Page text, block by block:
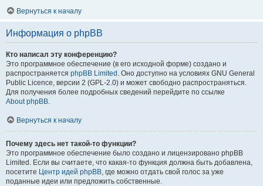
Вернуться к началу
Информация о phpBB
Кто написал эту конференцию?
Это программное обеспечение (в его исходной форме) создано и
распространяется phpBB Limited . Оно доступно на условиях GNU General
Public Licence, версии 2 (GPL-2.0) и может свободно распространяться.
Для получения более подробных сведений перейдите по ссылке
About phpBB.
Вернуться к началу
Почему здесь нет такой-то функции?
Это программное обеспечение было создано и лицензировано phpBB
Limited. Если вы считаете, что какая-то функция должна быть добавлена,
посетите Центр идей phpBB, где можно отдать свой голос за уже
поданные идеи или предложить собственные.